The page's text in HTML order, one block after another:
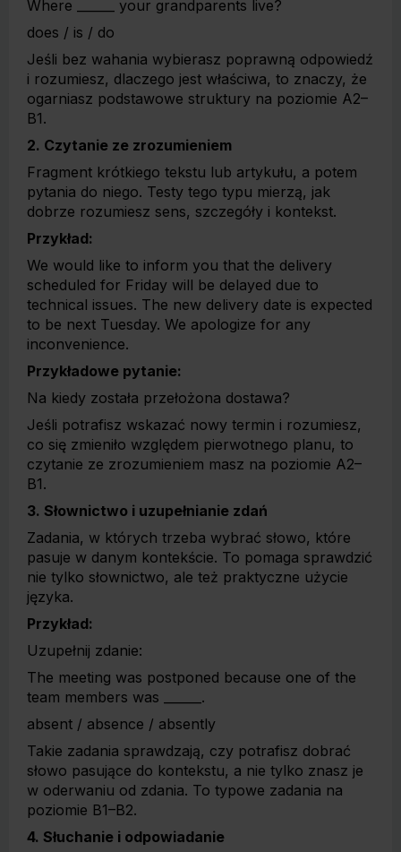
Where ______ your grandparents live?
does / is / do
Jeśli bez wahania wybierasz poprawną odpowiedź
i rozumiesz, dlaczego jest właściwa, to znaczy, że
ogarniasz podstawowe struktury na poziomie A2–
B1.
2. Czytanie ze zrozumieniem
Fragment krótkiego tekstu lub artykułu, a potem
pytania do niego. Testy tego typu mierzą, jak
dobrze rozumiesz sens, szczegóły i kontekst.
Przykład:
We would like to inform you that the delivery
scheduled for Friday will be delayed due to
technical issues. The new delivery date is expected
to be next Tuesday. We apologize for any
inconvenience.
Przykładowe pytanie:
Na kiedy została przełożona dostawa?
Jeśli potrafisz wskazać nowy termin i rozumiesz,
co się zmieniło względem pierwotnego planu, to
czytanie ze zrozumieniem masz na poziomie A2–
B1.
3. Słownictwo i uzupełnianie zdań
Zadania, w których trzeba wybrać słowo, które
pasuje w danym kontekście. To pomaga sprawdzić
nie tylko słownictwo, ale też praktyczne użycie
języka.
Przykład:
Uzupełnij zdanie:
The meeting was postponed because one of the
team members was ______.
absent / absence / absently
Takie zadania sprawdzają, czy potrafisz dobrać
słowo pasujące do kontekstu, a nie tylko znasz je
w oderwaniu od zdania. To typowe zadania na
poziomie B1–B2.
4. Słuchanie i odpowiadanie